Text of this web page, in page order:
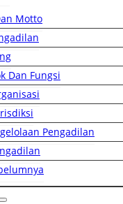
Motto
Dan Fungsi
Pengadilan